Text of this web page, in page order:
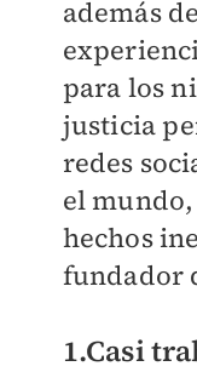
además
para los
justicia
redes
el
hechos
fundador
1.Casi